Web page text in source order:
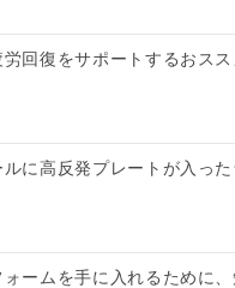
回復をサポートするおス
に高反発プレートが入っ
ームを手に入れるために